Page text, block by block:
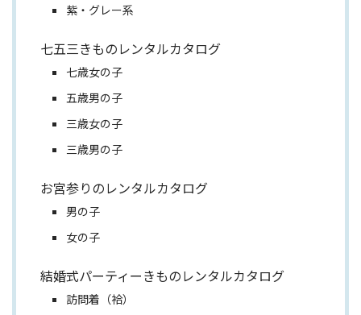
紫・グレー系
七五三きものレンタルカタログ
七歳女の子
五歳男の子
三歳女の子
三歳男の子
お宮参りのレンタルカタログ
男の子
女の子
結婚式パーティーきものレンタルカタログ
訪問着（袷）